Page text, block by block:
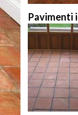
Pavimenti